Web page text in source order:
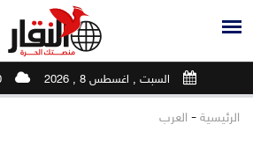
السبت , اغسطس 8 , 2026
الرئيسية - العرب